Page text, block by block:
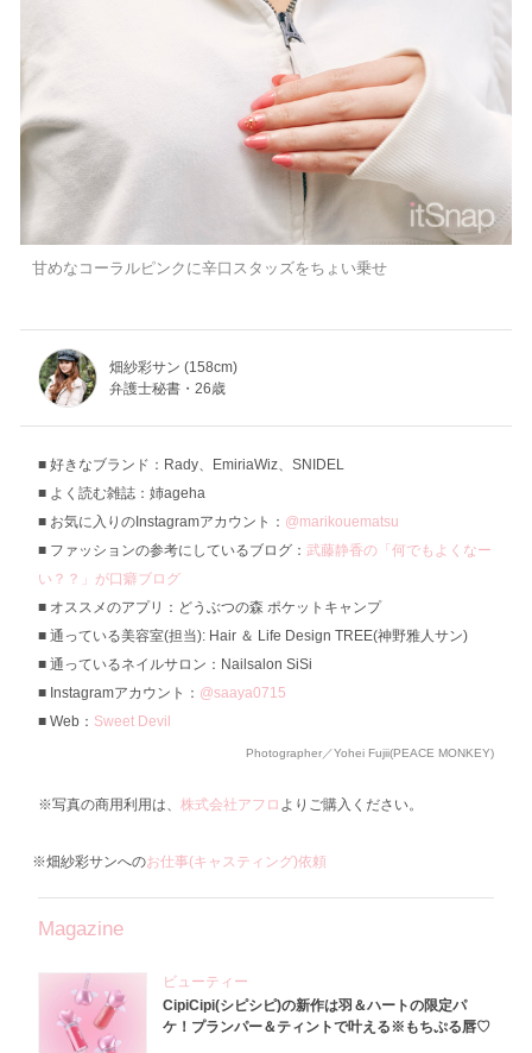
甘めなコーラルピンクに辛口スタッズをちょい乗せ
畑紗彩サン (158cm)
弁護士秘書・26歳
好きなブランド：Rady、EmiriaWiz、SNIDEL
よく読む雑誌：姉ageha
お気に入りのInstagramアカウント： @marikouematsu
ファッションの参考にしているブログ： 武藤静香の「何でもよくなー
い？？」が口癖ブログ
オススメのアプリ：どうぶつの森 ポケットキャンプ
通っている美容室(担当): Hair ＆ Life Design TREE(神野雅人サン)
通っているネイルサロン：Nailsalon SiSi
Instagramアカウント： @saaya0715
Web： Sweet Devil
Photographer／Yohei Fujii(PEACE MONKEY)
※写真の商用利用は、 株式会社アフロ よりご購入ください。
※畑紗彩サンへのお仕事(キャスティング)依頼
Magazine
ビューティー
CipiCipi(シピシピ)の新作は羽＆ハートの限定パ
ケ！プランパー＆ティントで叶える※もちぷる唇♡